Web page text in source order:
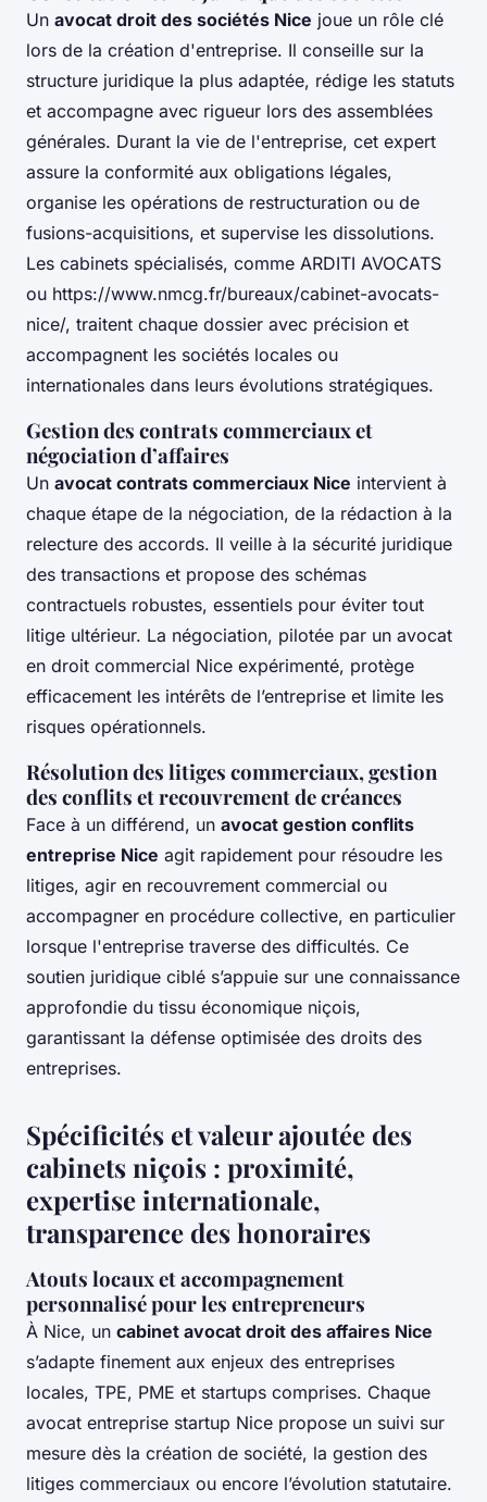
Un avocat droit des sociétés Nice joue un rôle clé
lors de la création d'entreprise. Il conseille sur la
structure juridique la plus adaptée, rédige les statuts
et accompagne avec rigueur lors des assemblées
générales. Durant la vie de l'entreprise, cet expert
assure la conformité aux obligations légales,
organise les opérations de restructuration ou de
fusions-acquisitions, et supervise les dissolutions.
Les cabinets spécialisés, comme ARDITI AVOCATS
ou https://www.nmcg.fr/bureaux/cabinet-avocats-
nice/, traitent chaque dossier avec précision et
accompagnent les sociétés locales ou
internationales dans leurs évolutions stratégiques.
Gestion des contrats commerciaux et
négociation d’affaires
Un avocat contrats commerciaux Nice intervient à
chaque étape de la négociation, de la rédaction à la
relecture des accords. Il veille à la sécurité juridique
des transactions et propose des schémas
contractuels robustes, essentiels pour éviter tout
litige ultérieur. La négociation, pilotée par un avocat
en droit commercial Nice expérimenté, protège
efficacement les intérêts de l’entreprise et limite les
risques opérationnels.
Résolution des litiges commerciaux, gestion
des conflits et recouvrement de créances
Face à un différend, un avocat gestion conflits
entreprise Nice agit rapidement pour résoudre les
litiges, agir en recouvrement commercial ou
accompagner en procédure collective, en particulier
lorsque l'entreprise traverse des difficultés. Ce
soutien juridique ciblé s’appuie sur une connaissance
approfondie du tissu économique niçois,
garantissant la défense optimisée des droits des
entreprises.
Spécificités et valeur ajoutée des
cabinets niçois : proximité,
expertise internationale,
transparence des honoraires
Atouts locaux et accompagnement
personnalisé pour les entrepreneurs
À Nice, un cabinet avocat droit des affaires Nice
s’adapte finement aux enjeux des entreprises
locales, TPE, PME et startups comprises. Chaque
avocat entreprise startup Nice propose un suivi sur
mesure dès la création de société, la gestion des
litiges commerciaux ou encore l’évolution statutaire.